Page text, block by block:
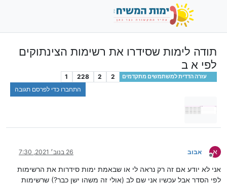
תודה לימות שסידרו את רשימות הצינתוקים
לפי א ב
עזרה הדדית למשתמשים מתקדמים 2
2
228
1
התחברו כדי לפרסם תגובה
א
מנותק
אבוב 26 בנוב׳ 2021, 7:30
אני לא יודע אם זה רק נראה לי או שבאמת ימות סידרות את הרשימות
לפי הסדר אבל עכשיו אני שם לב (אולי זה משהו ישן כבר?) שרשימות